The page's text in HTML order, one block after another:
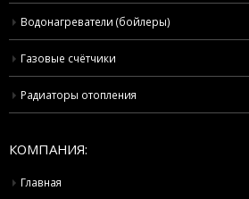
Водонагреватели (бойлеры)
Газовые счётчики
Радиаторы отопления
КОМПАНИЯ:
Главная